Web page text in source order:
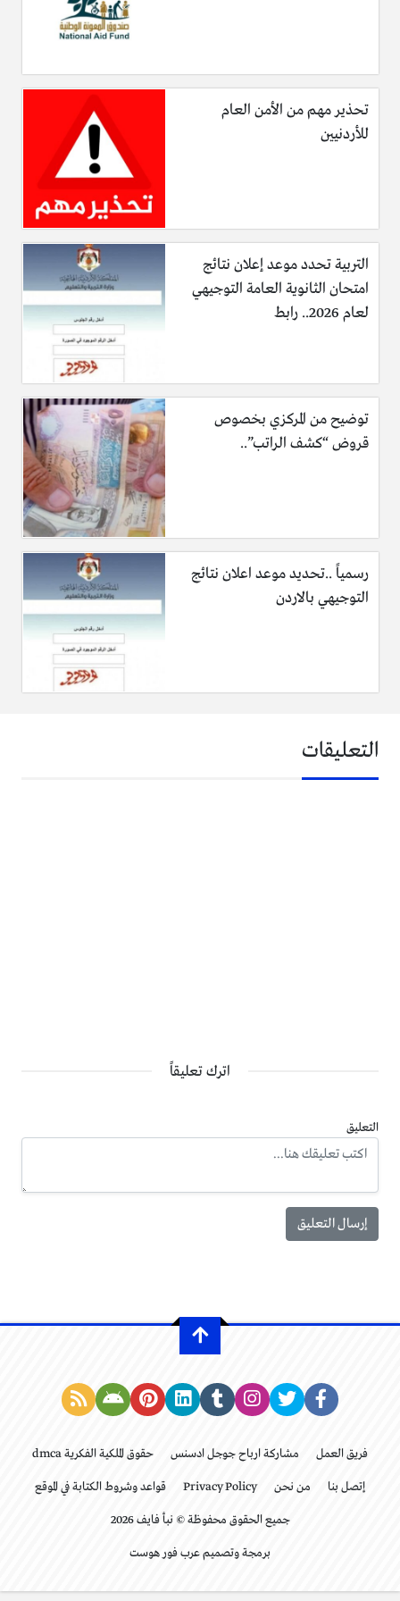
تحذير مهم من الأمن العام
للأردنيين
التربية تحدد موعد إعلان نتائج
امتحان الثانوية العامة التوجيهي
لعام 2026.. رابط
توضيح من المركزي بخصوص
قروض “كشف الراتب”..
رسمياً ..تحديد موعد اعلان نتائج
التوجيهي بالاردن
التعليقات
اترك تعليقاً
التعليق
فريق العمل مشاركة ارباح جوجل ادسنس حقوق الملكية الفكرية dmca
إتصل بنا من نحن Privacy Policy قواعد وشروط الكتابة في الموقع
جميع الحقوق محفوظة © نبأ فايف 2026
برمجة وتصميم عرب فور هوست